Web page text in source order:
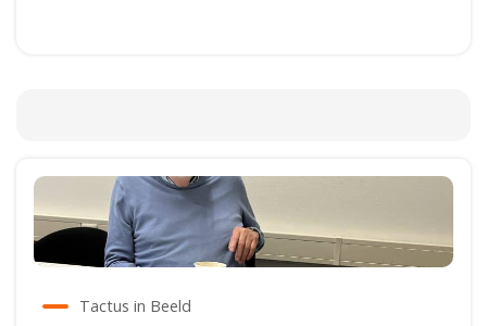
Tactus in Beeld